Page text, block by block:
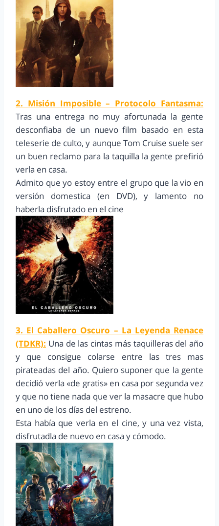
2. Misión Imposible – Protocolo Fantasma:
Tras una entrega no muy afortunada la gente
desconfiaba de un nuevo film basado en esta
teleserie de culto, y aunque Tom Cruise suele ser
un buen reclamo para la taquilla la gente prefirió
verla en casa.
Admito que yo estoy entre el grupo que la vio en
versión domestica (en DVD), y lamento no
haberla disfrutado en el cine
3. El Caballero Oscuro – La Leyenda Renace
(TDKR): Una de las cintas más taquilleras del año
y que consigue colarse entre las tres mas
pirateadas del año. Quiero suponer que la gente
decidió verla «de gratis» en casa por segunda vez
y que no tiene nada que ver la masacre que hubo
en uno de los días del estreno.
Esta había que verla en el cine, y una vez vista,
disfrutadla de nuevo en casa y cómodo.